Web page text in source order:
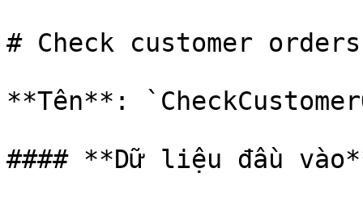
# Check customer
**Tên**:
#### **Dữ liệu đầu